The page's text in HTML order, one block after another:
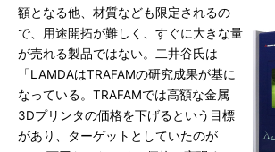
額となる他、材質なども限定されるの
で、用途開拓が難しく、すぐに大きな量
が売れる製品ではない。二井谷氏は
「LAMDAはTRAFAMの研究成果が基に
なっている。TRAFAMでは高額な金属
3Dプリンタの価格を下げるという目標
があり、ターゲットとしていたのが